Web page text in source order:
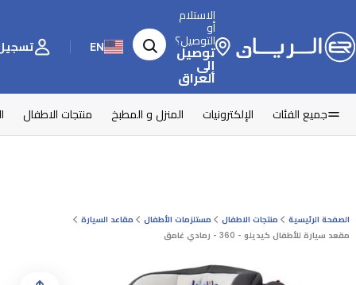
الاستلام
أو
التوصيل؟
توصيل
إلى
العراق
EN تسجيل
جميع الفئات الإلكترونيات المنزل و المطبخ منتجات الاطفال
الصفحة الرئيسية منتجات الاطفال مستلزمات الأطفال
مقاعد السيارة
مقعد سيارة للأطفال كيديلو - 360 - رمادي غامق